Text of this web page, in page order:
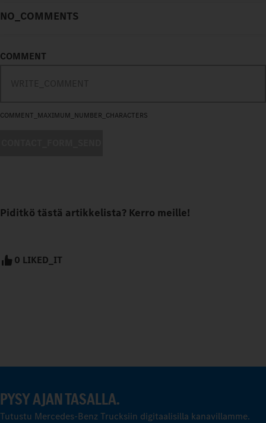
NO_COMMENTS
COMMENT
COMMENT_MAXIMUM_NUMBER_CHARACTERS
Piditkö tästä artikkelista? Kerro meille!
0 LIKED_IT
PYSY AJAN TASALLA.
Tutustu Mercedes-Benz Trucksiin digitaalisilla kanavillamme.